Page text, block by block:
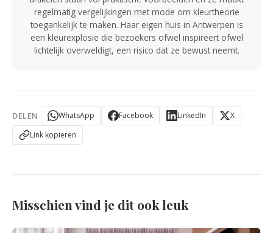
regelmatig vergelijkingen met mode om kleurtheorie
toegankelijk te maken. Haar eigen huis in Antwerpen is
een kleurexplosie die bezoekers ofwel inspireert ofwel
lichtelijk overweldigt, een risico dat ze bewust neemt.
DELEN WhatsApp Facebook LinkedIn
X
Link kopieren
Misschien vind je dit ook leuk